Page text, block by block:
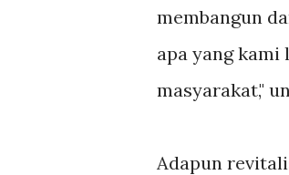
membangun
apa yang
masyarakat,"
Adapun